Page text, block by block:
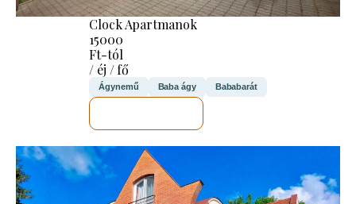
Clock Apartmanok
15000
Ft-tól
/ éj / fő
Ágynemű Baba ágy Bababarát